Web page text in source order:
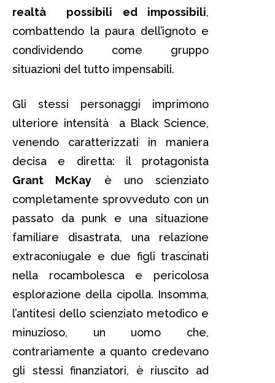
realtà possibili ed impossibili,
combattendo la paura dell’ignoto e
condividendo come gruppo
situazioni del tutto impensabili.
Gli stessi personaggi imprimono
ulteriore intensità a Black Science,
venendo caratterizzati in maniera
decisa e diretta: il protagonista
Grant McKay è uno scienziato
completamente sprovveduto con un
passato da punk e una situazione
familiare disastrata, una relazione
extraconiugale e due figli trascinati
nella rocambolesca e pericolosa
esplorazione della cipolla. Insomma,
l’antitesi dello scienziato metodico e
minuzioso, un uomo che,
contrariamente a quanto credevano
gli stessi finanziatori, è riuscito ad